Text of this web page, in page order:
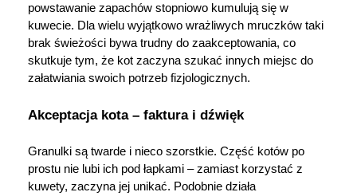
powstawanie zapachów stopniowo kumulują się w
kuwecie. Dla wielu wyjątkowo wrażliwych mruczków taki
brak świeżości bywa trudny do zaakceptowania, co
skutkuje tym, że kot zaczyna szukać innych miejsc do
załatwiania swoich potrzeb fizjologicznych.
Akceptacja kota – faktura i dźwięk
Granulki są twarde i nieco szorstkie. Część kotów po
prostu nie lubi ich pod łapkami – zamiast korzystać z
kuwety, zaczyna jej unikać. Podobnie działa